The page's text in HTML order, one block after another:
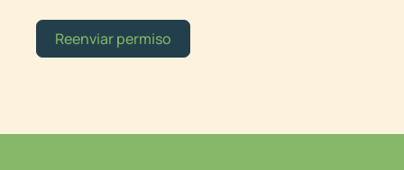
Reenviar permiso